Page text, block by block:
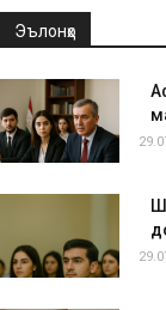
Эълонҳо